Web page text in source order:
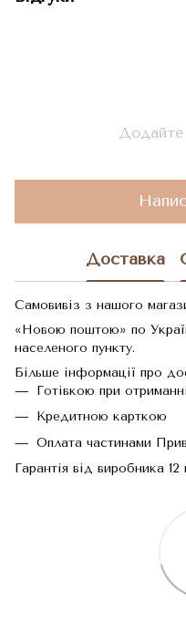
Додайте
Доставка
Самовивіз з нашого
«Новою поштою» по
населеного пункту.
Більше інформації про
Готівкою при отриманні
Кредитною карткою
Оплата частинами
Гарантія від виробника 12